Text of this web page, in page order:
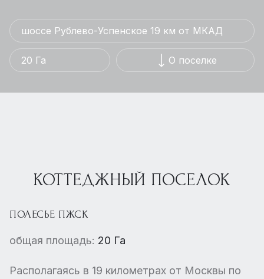
шоссе Рублево-Успенское 19 км от МКАД
20 Га О поселке
КОТТЕДЖНЫЙ ПОСЕЛОК
ПОЛЕСЬЕ ПЖСК
общая площадь: 20 Га
Располагаясь в 19 километрах от Москвы по